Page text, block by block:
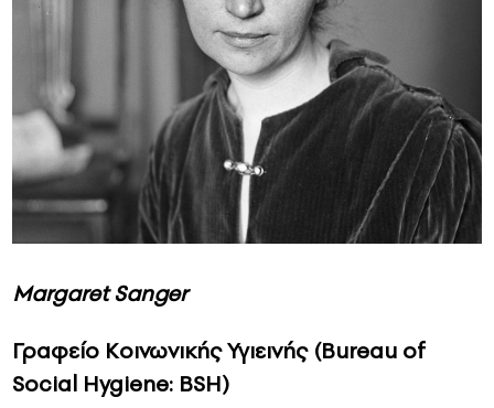
Margaret Sanger
Γραφείο Κοινωνικής Υγιεινής (Bureau of
Social Hygiene: BSH)